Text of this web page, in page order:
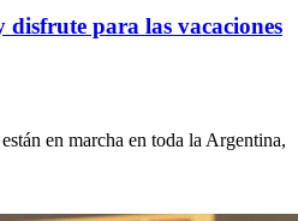
disfrute para las vacaciones
en marcha en toda la Argentina,